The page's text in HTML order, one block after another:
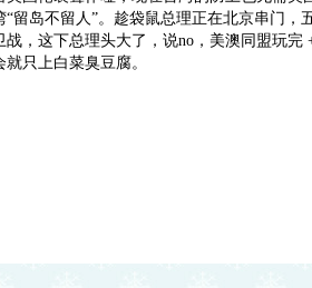
“留岛不留人”。趁袋鼠总理正在北京串门，
战，这下总理头大了，说no，美澳同盟玩完
只上白菜臭豆腐。